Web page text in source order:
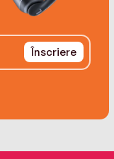
in the
Înscriere